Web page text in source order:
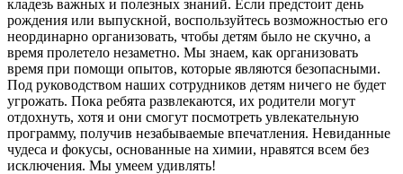
кладезь важных и полезных знаний. Если предстоит день
рождения или выпускной, воспользуйтесь возможностью его
неординарно организовать, чтобы детям было не скучно, а
время пролетело незаметно. Мы знаем, как организовать
время при помощи опытов, которые являются безопасными.
Под руководством наших сотрудников детям ничего не будет
угрожать. Пока ребята развлекаются, их родители могут
отдохнуть, хотя и они смогут посмотреть увлекательную
программу, получив незабываемые впечатления. Невиданные
чудеса и фокусы, основанные на химии, нравятся всем без
исключения. Мы умеем удивлять!